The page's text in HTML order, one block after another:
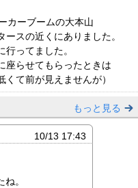
カーブームの大本山
スの近くにありました。
ってました。
座らせてもらったときは
くて前が見えませんが）
もっと見る
10/13 17:43
。